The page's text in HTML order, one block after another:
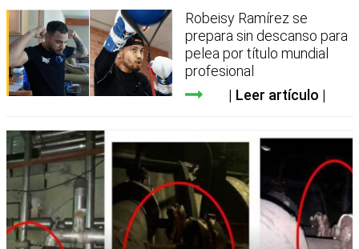
Robeisy Ramírez se
prepara sin descanso para
pelea por título mundial
profesional
Leer artículo